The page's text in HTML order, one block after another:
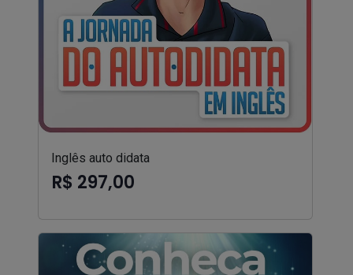
Inglês auto didata
R$ 297,00